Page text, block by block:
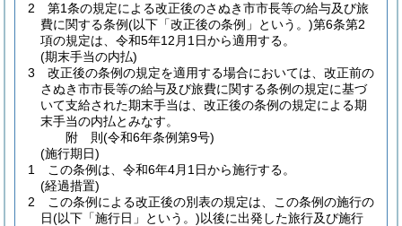
2
第1条の規定による改正後のさぬき市市長等の給与及び旅
費に関する条例(以下「改正後の条例」という。)第6条第2
項の規定は、令和5年12月1日から適用する。
(期末手当の内払)
3
改正後の条例の規定を適用する場合においては、改正前の
さぬき市市長等の給与及び旅費に関する条例の規定に基づ
いて支給された期末手当は、改正後の条例の規定による期
末手当の内払とみなす。
附 則(令和6年条例第9号)
(施行期日)
1
この条例は、令和6年4月1日から施行する。
(経過措置)
2
この条例による改正後の別表の規定は、この条例の施行の
日(以下「施行日」という。)以後に出発した旅行及び施行